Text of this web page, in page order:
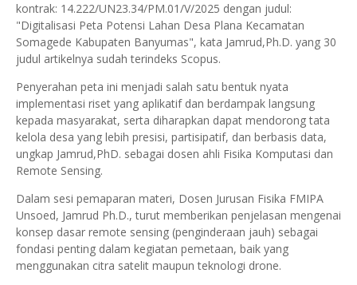
kontrak: 14.222/UN23.34/PM.01/V/2025 dengan judul:
"Digitalisasi Peta Potensi Lahan Desa Plana Kecamatan
Somagede Kabupaten Banyumas", kata Jamrud,Ph.D. yang 30
judul artikelnya sudah terindeks Scopus.
Penyerahan peta ini menjadi salah satu bentuk nyata
implementasi riset yang aplikatif dan berdampak langsung
kepada masyarakat, serta diharapkan dapat mendorong tata
kelola desa yang lebih presisi, partisipatif, dan berbasis data,
ungkap Jamrud,PhD. sebagai dosen ahli Fisika Komputasi dan
Remote Sensing.
Dalam sesi pemaparan materi, Dosen Jurusan Fisika FMIPA
Unsoed, Jamrud Ph.D., turut memberikan penjelasan mengenai
konsep dasar remote sensing (penginderaan jauh) sebagai
fondasi penting dalam kegiatan pemetaan, baik yang
menggunakan citra satelit maupun teknologi drone.